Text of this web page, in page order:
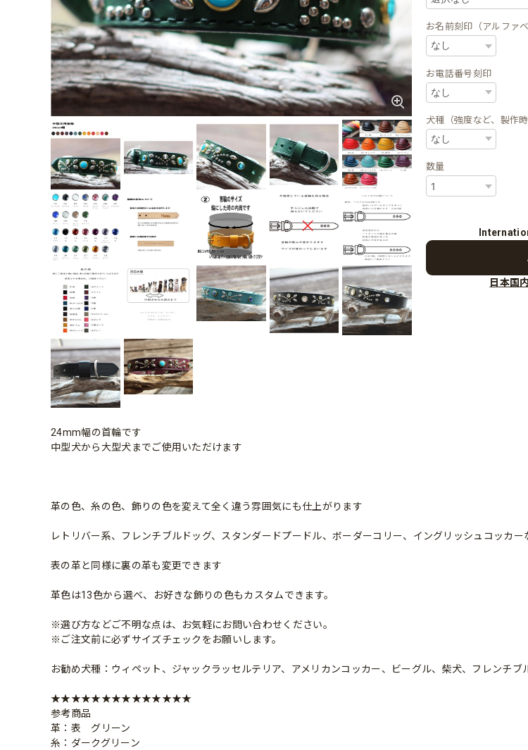
お名前刻印（アルファベ
お電話番号刻印
犬種（強度など、製作
数量
日本国
24mm幅の首輪です
中型犬から大型犬までご使用いただけます
革の色、糸の色、飾りの色を変えて全く違う雰囲気にも仕上がります
レトリバー系、フレンチブルドッグ、スタンダードプードル、ボーダーコリー、イングリッシュコッカ
表の革と同様に裏の革も変更できます
革色は13色から選べ、お好きな飾りの色もカスタムできます。
※選び方などご不明な点は、お気軽にお問い合わせください。
※ご注文前に必ずサイズチェックをお願いします。
お勧め犬種：ウィペット、ジャックラッセルテリア、アメリカンコッカー、ビーグル、柴犬、フレンチブ
★★★★★★★★★★★★★★
参考商品
革：表 グリーン
糸：ダークグリーン